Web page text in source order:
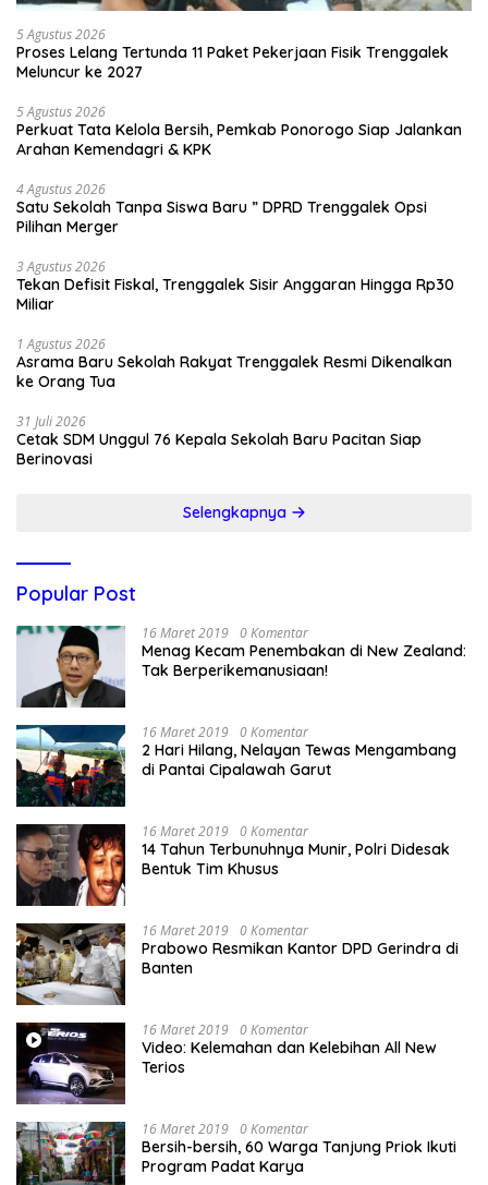
5 Agustus 2026
Proses Lelang Tertunda 11 Paket Pekerjaan Fisik Trenggalek
Meluncur ke 2027
5 Agustus 2026
Perkuat Tata Kelola Bersih, Pemkab Ponorogo Siap Jalankan
Arahan Kemendagri & KPK
4 Agustus 2026
Satu Sekolah Tanpa Siswa Baru ” DPRD Trenggalek Opsi
Pilihan Merger
3 Agustus 2026
Tekan Defisit Fiskal, Trenggalek Sisir Anggaran Hingga Rp30
Miliar
1 Agustus 2026
Asrama Baru Sekolah Rakyat Trenggalek Resmi Dikenalkan
ke Orang Tua
31 Juli 2026
Cetak SDM Unggul 76 Kepala Sekolah Baru Pacitan Siap
Berinovasi
Selengkapnya
Popular Post
16 Maret 2019 0 Komentar
Menag Kecam Penembakan di New Zealand:
Tak Berperikemanusiaan!
16 Maret 2019 0 Komentar
2 Hari Hilang, Nelayan Tewas Mengambang
di Pantai Cipalawah Garut
16 Maret 2019 0 Komentar
14 Tahun Terbunuhnya Munir, Polri Didesak
Bentuk Tim Khusus
16 Maret 2019 0 Komentar
Prabowo Resmikan Kantor DPD Gerindra di
Banten
16 Maret 2019 0 Komentar
Video: Kelemahan dan Kelebihan All New
Terios
16 Maret 2019 0 Komentar
Bersih-bersih, 60 Warga Tanjung Priok Ikuti
Program Padat Karya